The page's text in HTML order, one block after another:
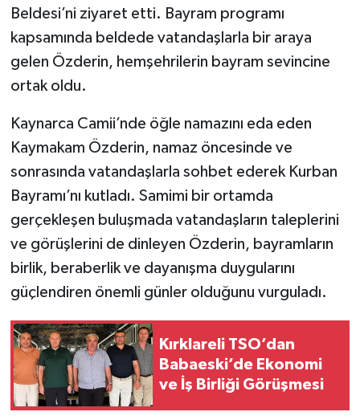
Beldesi’ni ziyaret etti. Bayram programı
kapsamında beldede vatandaşlarla bir araya
gelen Özderin, hemşehrilerin bayram sevincine
ortak oldu.
Kaynarca Camii’nde öğle namazını eda eden
Kaymakam Özderin, namaz öncesinde ve
sonrasında vatandaşlarla sohbet ederek Kurban
Bayramı’nı kutladı. Samimi bir ortamda
gerçekleşen buluşmada vatandaşların taleplerini
ve görüşlerini de dinleyen Özderin, bayramların
birlik, beraberlik ve dayanışma duygularını
güçlendiren önemli günler olduğunu vurguladı.
Kırklareli TSO’dan
Babaeski’de Ekonomi
ve İş Birliği Görüşmesi